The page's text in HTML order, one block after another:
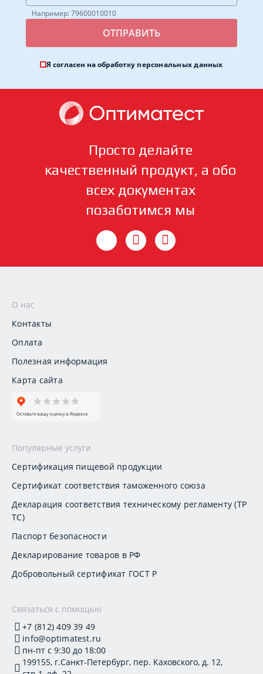
Например: 79600010010
Я согласен на обработку персональных данных
Просто делайте
качественный продукт, а обо
всех документах
позаботимся мы
О нас
Контакты
Оплата
Полезная информация
Карта сайта
Популярные услуги
Сертификация пищевой продукции
Сертификат соответствия таможенного союза
Декларация соответствия техническому регламенту (ТР
ТС)
Паспорт безопасности
Декларирование товаров в РФ
Добровольный сертификат ГОСТ Р
Связаться с помощью
+7 (812) 409 39 49
info@optimatest.ru
пн-пт с 9:30 до 18:00
199155, г.Санкт-Петербург, пер. Каховского, д. 12,